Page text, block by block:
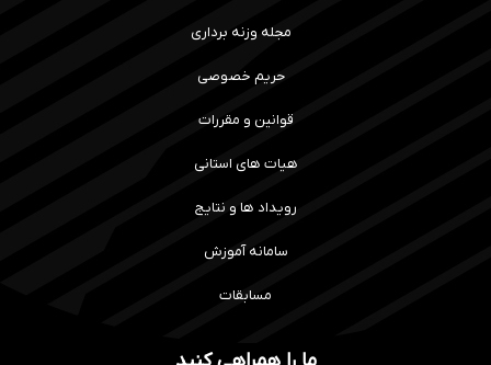
مجله وزنه برداری
حریم خصوصی
قوانین و مقررات
هیات های استانی
رویداد ها و نتایج
سامانه آموزش
مسابقات